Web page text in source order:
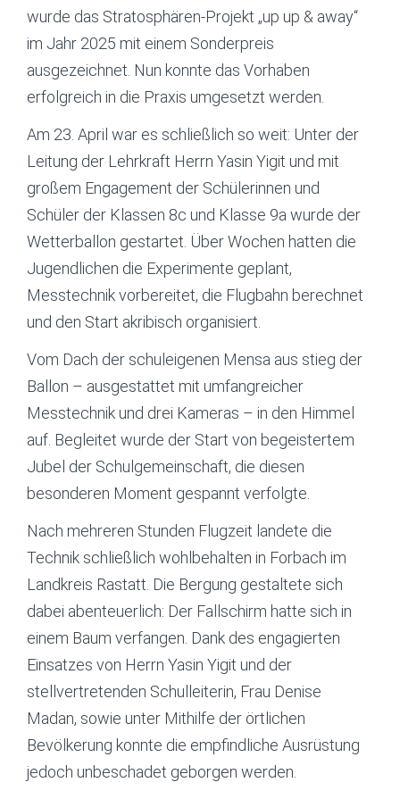
wurde das Stratosphären-Projekt „up up & away“
im Jahr 2025 mit einem Sonderpreis
ausgezeichnet. Nun konnte das Vorhaben
erfolgreich in die Praxis umgesetzt werden.
Am 23. April war es schließlich so weit: Unter der
Leitung der Lehrkraft Herrn Yasin Yigit und mit
großem Engagement der Schülerinnen und
Schüler der Klassen 8c und Klasse 9a wurde der
Wetterballon gestartet. Über Wochen hatten die
Jugendlichen die Experimente geplant,
Messtechnik vorbereitet, die Flugbahn berechnet
und den Start akribisch organisiert.
Vom Dach der schuleigenen Mensa aus stieg der
Ballon – ausgestattet mit umfangreicher
Messtechnik und drei Kameras – in den Himmel
auf. Begleitet wurde der Start von begeistertem
Jubel der Schulgemeinschaft, die diesen
besonderen Moment gespannt verfolgte.
Nach mehreren Stunden Flugzeit landete die
Technik schließlich wohlbehalten in Forbach im
Landkreis Rastatt. Die Bergung gestaltete sich
dabei abenteuerlich: Der Fallschirm hatte sich in
einem Baum verfangen. Dank des engagierten
Einsatzes von Herrn Yasin Yigit und der
stellvertretenden Schulleiterin, Frau Denise
Madan, sowie unter Mithilfe der örtlichen
Bevölkerung konnte die empfindliche Ausrüstung
jedoch unbeschadet geborgen werden.